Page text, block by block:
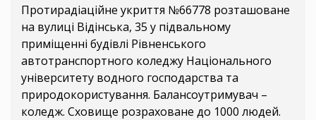
Протирадіаційне укриття №66778 розташоване
на вулиці Відінська, 35 у підвальному
приміщенні будівлі Рівненського
автотранспортного коледжу Національного
університету водного господарства та
природокористування. Балансоутримувач –
коледж. Сховище розраховане до 1000 людей.